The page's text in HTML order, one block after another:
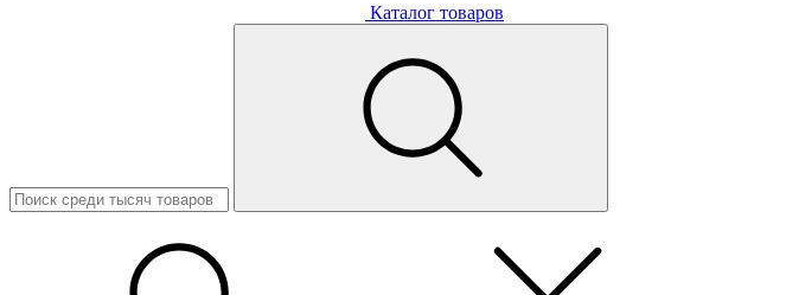
Каталог товаров